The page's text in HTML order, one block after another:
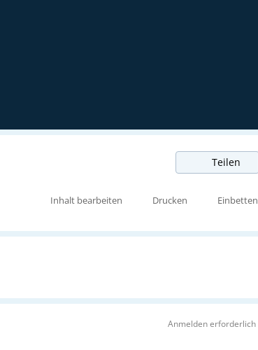
Teilen
Inhalt bearbeiten Drucken Einbetten
Anmelden erforderlich